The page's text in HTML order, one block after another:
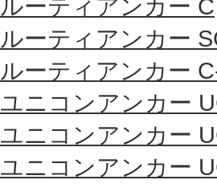
ルーティアンカー C
ルーティアンカー
ルーティアンカー
ユニコンアンカー
ユニコンアンカー
ユニコンアンカー